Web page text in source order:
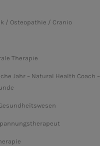
/ Osteopathie / Cranio
Therapie
Jahr – Natural Health Coach –